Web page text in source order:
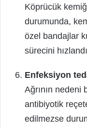
Köprücük
durumunda,
özel bandajlar
sürecini
Enfeksiyon
Ağrının
antibiyotik
edilmezse